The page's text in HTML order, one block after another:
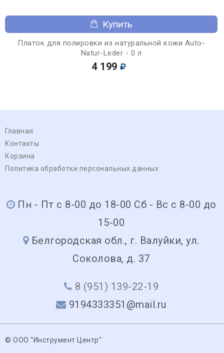
Купить
Платок для полировки из натуральной кожи Auto-
Natur-Leder - 0 л
4 199
Главная
Контакты
Корзина
Политика обработки персональных данных
Пн - Пт с 8-00 до 18-00 Сб - Вс с 8-00 до
15-00
Белгородская обл., г. Валуйки, ул.
Соколова, д. 37
8 (951) 139-22-19
9194333351@mail.ru
© ООО "Инструмент Центр"